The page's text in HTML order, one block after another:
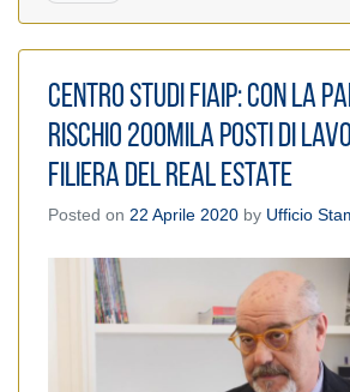
Centro Studi FIAIP: Con la
rischio 200mila posti di
filiera del Real Estate
Posted on 22 Aprile 2020 by Ufficio